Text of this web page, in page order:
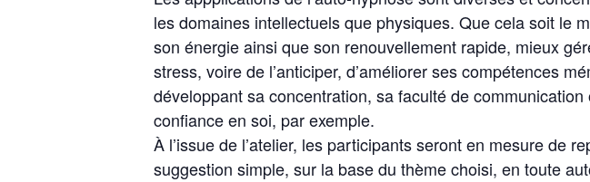
les domaines intellectuels que physiques. Que cela soit le
son énergie ainsi que son renouvellement rapide, mieux
stress, voire de l’anticiper, d’améliorer ses compétences
développant sa concentration, sa faculté de communication
confiance en soi, par exemple.
À l’issue de l’atelier, les participants seront en mesure de
suggestion simple, sur la base du thème choisi, en toute